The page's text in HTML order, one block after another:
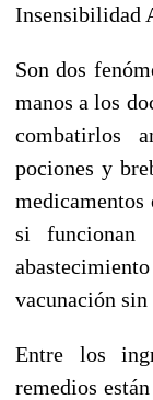
Insensibilidad
Son dos
manos a los
combatirlos
pociones y
si
vacunación
Entre los
remedios